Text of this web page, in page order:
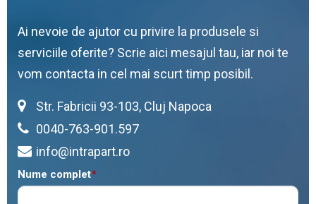
Ai nevoie de ajutor cu privire la produsele si
serviciile oferite? Scrie aici mesajul tau, iar noi te
vom contacta in cel mai scurt timp posibil.
Str. Fabricii 93-103, Cluj Napoca
0040-763-901.597
info@intrapart.ro
*
Nume complet